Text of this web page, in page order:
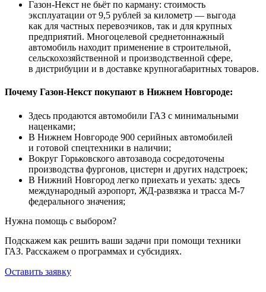
Газон-Некст не бьёт по карману: стоимость
эксплуатации от 9,5 рублей за километр — выгода
как для частных перевозчиков, так и для крупных
предприятий. Многоцелевой среднетоннажный
автомобиль находит применение в строительной,
сельскохозяйственной и производственной сфере,
в дистрибуции и в доставке крупногабаритных товаров.
Почему Газон-Некст покупают в Нижнем Новгороде:
Здесь продаются автомобили ГАЗ с минимальными
наценками;
В Нижнем Новгороде 900 серийных автомобилей
и готовой спецтехники в наличии;
Вокруг Горьковского автозавода сосредоточены
производства фургонов, цистерн и других надстроек;
В Нижний Новгород легко приехать и уехать: здесь
международный аэропорт, ЖД-развязка и трасса М-7
федерального значения;
Нужна помощь с выбором?
Подскажем как решить ваши задачи при помощи техники
ГАЗ. Расскажем о программах и субсидиях.
Оставить заявку